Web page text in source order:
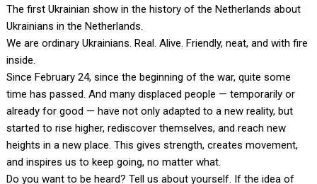
The first Ukrainian show in the history of the Netherlands about
Ukrainians in the Netherlands.
We are ordinary Ukrainians. Real. Alive. Friendly, neat, and with fire
inside.
Since February 24, since the beginning of the war, quite some
time has passed. And many displaced people — temporarily or
already for good — have not only adapted to a new reality, but
started to rise higher, rediscover themselves, and reach new
heights in a new place. This gives strength, creates movement,
and inspires us to keep going, no matter what.
Do you want to be heard? Tell us about yourself. If the idea of